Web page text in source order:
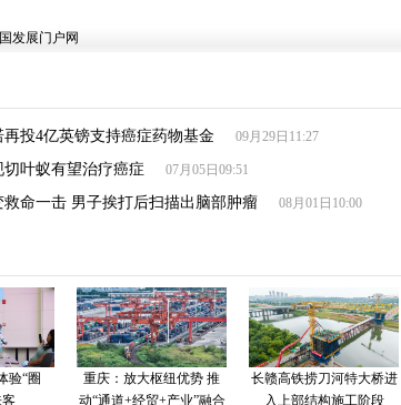
发展门户网
投4亿英镑支持癌症药物基金 09月29日11:27
叶蚁有望治疗癌症 07月05日09:51
救命一击 男子挨打后扫描出脑部肿瘤 08月01日10:00